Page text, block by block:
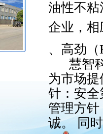
油性不
企业，
、高劲
慧智科
为市场
针：安
管理方
诚。 同